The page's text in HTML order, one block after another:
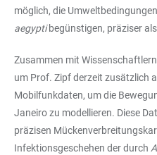
möglich, die
aegyptibegünstigen, präziser
Zusammen mit
um Prof. Zipf derzeit zusätzlich
Mobilfunkdaten, um die
Janeiro zu modellieren. Diese
präzisen
Infektionsgeschehen der durch